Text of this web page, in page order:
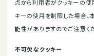
点から利用者がクッキーの使
キーの使用を制限した場合、
能性がありますのでご注意く
不可欠なクッキー